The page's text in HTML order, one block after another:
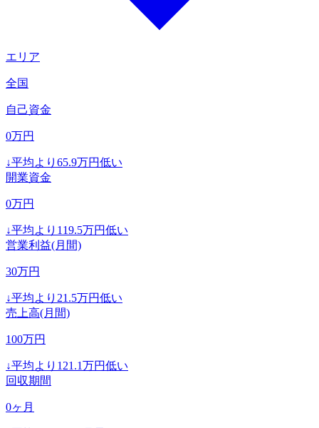
エリア
全国
自己資金
0万円
↓平均より 65.9万円低い
開業資金
0万円
↓平均より 119.5万円低い
営業利益(月間)
30万円
↓平均より 21.5万円低い
売上高(月間)
100万円
↓平均より 121.1万円低い
回収期間
0ヶ月